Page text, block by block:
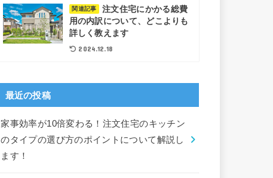
関連記事
注文住宅にかかる総費
用の内訳について、どこよりも
詳しく教えます
2024.12.18
最近の投稿
家事効率が10倍変わる！注文住宅のキッチン
のタイプの選び方のポイントについて解説し
ます！